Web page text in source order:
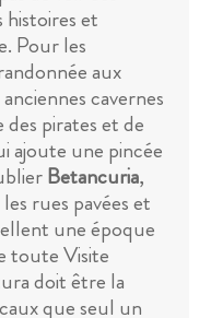
et
Pour les
aux
cavernes
pirates et de
ajoute une pincée
Betancuria,
rues pavées et
une époque
toute Visite
doit être la
que seul un